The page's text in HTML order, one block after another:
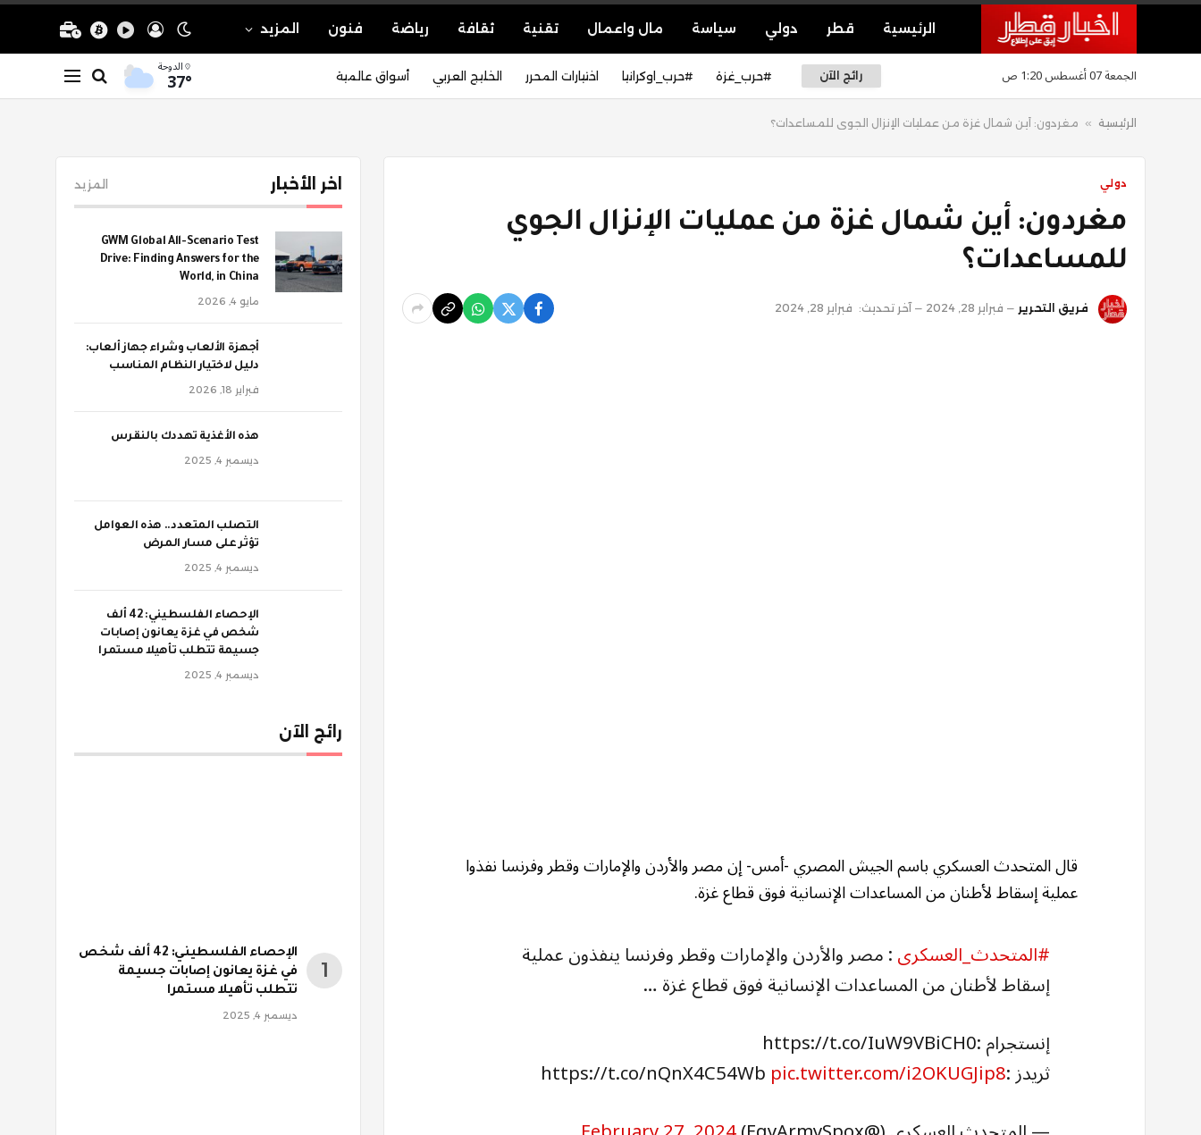
الرئيسية قطر دولي سياسة مال واعمال تقنية ثقافة رياضة فنون المزيد
الجمعة 07 أغسطس 1:20 ص رائج الآن #حرب_غزة #حرب_اوكرانيا اختيارات المحرر الخليج العربي أسواق عالمية الدوحة
37°
الرئيسية » مغردون: أين شمال غزة من عمليات الإنزال الجوي للمساعدات؟
دولي
مغردون: أين شمال غزة من عمليات الإنزال الجوي
للمساعدات؟
فريق التحرير فبراير 28, 2024 آخر تحديث: فبراير 28, 2024
قال المتحدث العسكري باسم الجيش المصري -أمس- إن مصر والأردن والإمارات وقطر وفرنسا نفذوا
عملية إسقاط لأطنان من المساعدات الإنسانية فوق قطاع غزة.
#المتحدث_العسكرى: مصر والأردن والإمارات وقطر وفرنسا ينفذون عملية
إسقاط لأطنان من المساعدات الإنسانية فوق قطاع غزة …
إنستجرام :https://t.co/IuW9VBiCH0
ثريدز :https://t.co/nQnX4C54Wbpic.twitter.com/i2OKUGJip8
اخر الأخبار المزيد
GWM Global All-Scenario Test
Drive: Finding Answers for the
World, in China
مايو 4, 2026
أجهزة الألعاب وشراء جهاز ألعاب:
دليل لاختيار النظام المناسب
فبراير 18, 2026
‫هذه الأغذية تهددك بالنقرس
ديسمبر 4, 2025
‫التصلب المتعدد.. هذه العوامل
تؤثر على مسار المرض
ديسمبر 4, 2025
الإحصاء الفلسطيني: 42 ألف
شخص في غزة يعانون إصابات
جسيمة تتطلب تأهيلا مستمرا
ديسمبر 4, 2025
رائج الآن
الإحصاء الفلسطيني: 42 ألف شخص
في غزة يعانون إصابات جسيمة
تتطلب تأهيلا مستمرا
ديسمبر 4, 2025